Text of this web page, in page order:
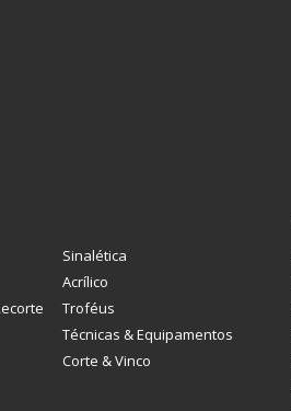
Sinalética
Acrílico
Troféus
Técnicas & Equipamentos
Corte & Vinco